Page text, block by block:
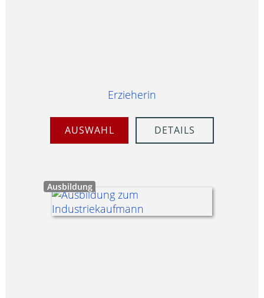
Erzieherin
AUSWAHL DETAILS
Ausbildung